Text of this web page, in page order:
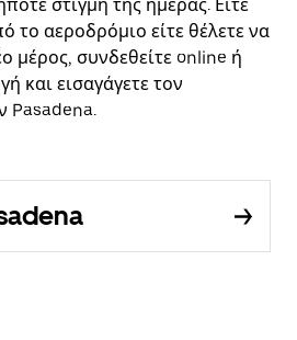
στιγμή της ημέρας. Είτε
το αεροδρόμιο είτε θέλετε να
μέρος, συνδεθείτε online ή
και εισαγάγετε τον
Pasadena.